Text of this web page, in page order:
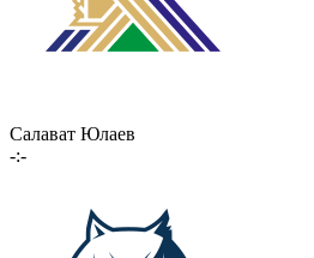
Салават Юлаев
-:-